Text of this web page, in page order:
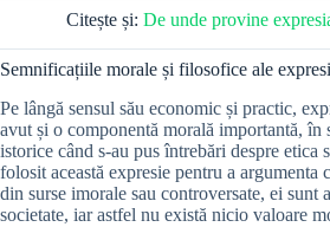
Citește și: De unde provine
Semnificațiile morale și filosofice ale
Pe lângă sensul său economic și practic,
avut și o componentă morală importantă, în
istorice când s-au pus întrebări despre etica
folosit această expresie pentru a argumenta
din surse imorale sau controversate, ei sunt
societate, iar astfel nu există nicio valoare